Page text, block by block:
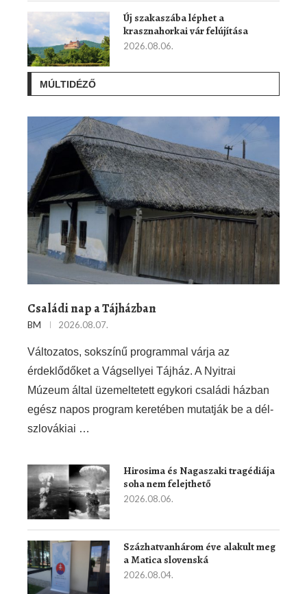
Új szakaszába léphet a
krasznahorkai vár felújítása
2026.08.06.
MÚLTIDÉZŐ
Családi nap a Tájházban
BM 2026.08.07.
Változatos, sokszínű programmal várja az
érdeklődőket a Vágsellyei Tájház. A Nyitrai
Múzeum által üzemeltetett egykori családi házban
egész napos program keretében mutatják be a dél-
szlovákiai …
Hirosima és Nagaszaki tragédiája
soha nem felejthető
2026.08.06.
Százhatvanhárom éve alakult meg
a Matica slovenská
2026.08.04.